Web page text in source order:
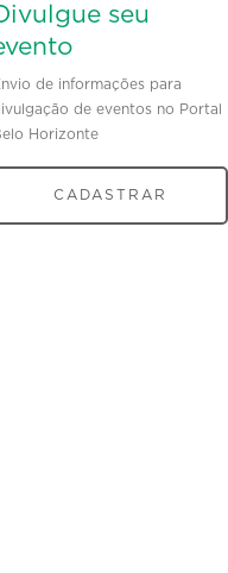
seu
de informações para
de eventos no Portal
Horizonte
CADASTRAR